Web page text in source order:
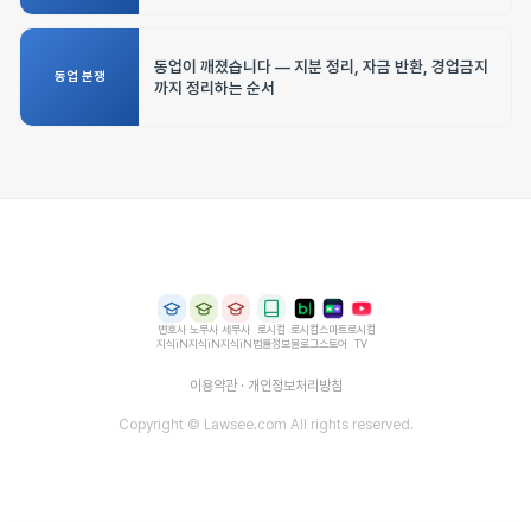
동업 분쟁
동업이 깨졌습니다 — 지분 정리, 자금 반환, 경업금지
까지 정리하는 순서
변호사
지식iN
노무사
지식iN
세무사
지식iN
로시컴
법률정보
로시컴
블로그
스마트
스토어
로시컴
TV
이용약관· 개인정보처리방침
Copyright © Lawsee.com All rights reserved.